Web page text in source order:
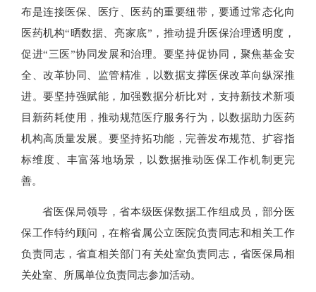
布是连接医保、医疗、医药的重要纽带，要通过常态化向
医药机构“晒数据、亮家底”，推动提升医保治理透明度，
促进“三医”协同发展和治理。要坚持促协同，聚焦基金安
全、改革协同、监管精准，以数据支撑医保改革向纵深推
进。要坚持强赋能，加强数据分析比对，支持新技术新项
目新药耗使用，推动规范医疗服务行为，以数据助力医药
机构高质量发展。要坚持拓功能，完善发布规范、扩容指
标维度、丰富落地场景，以数据推动医保工作机制更完
善。
省医保局领导，省本级医保数据工作组成员，部分医
保工作特约顾问，在榕省属公立医院负责同志和相关工作
负责同志，省直相关部门有关处室负责同志，省医保局相
关处室、所属单位负责同志参加活动。